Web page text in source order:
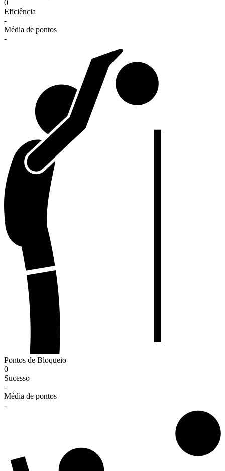
0
Eficiência
-
Média de pontos
-
Pontos de Bloqueio
0
Sucesso
-
Média de pontos
-